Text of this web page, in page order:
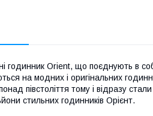
годинник Orient, що поєднують в
на модних і оригінальних
півстоліття тому і відразу стали
стильних годинників Орієнт.